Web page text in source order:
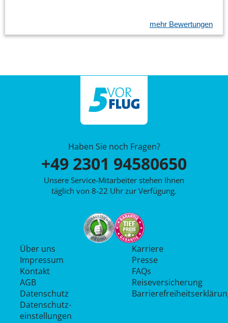
mehr Bewertungen
Haben Sie noch Fragen?
+49 2301 94580650
Unsere Service-Mitarbeiter stehen Ihnen
täglich von 8-22 Uhr zur Verfügung.
Über uns
Impressum
Kontakt
AGB
Datenschutz
Datenschutz­
einstellungen
Karriere
Presse
FAQs
Reiseversicherung